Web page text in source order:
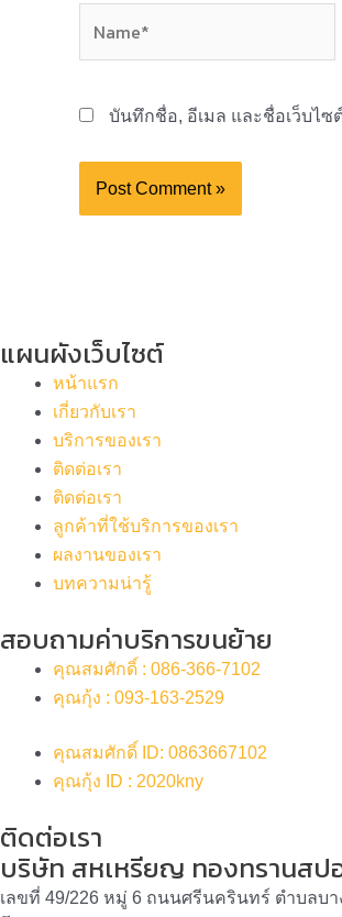
บันทึกชื่อ, อีเมล และชื่อเว็บไซ
แผนผังเว็บไซต์
หน้าแรก
เกี่ยวกับเรา
บริการของเรา
ติดต่อเรา
ติดต่อเรา
ลูกค้าที่ใช้บริการของเรา
ผลงานของเรา
บทความน่ารู้
สอบถามค่าบริการขนย้าย
คุณสมศักดิ์ : 086-366-7102
คุณกุ้ง : 093-163-2529
คุณสมศักดิ์ ID: 0863667102
คุณกุ้ง ID : 2020kny
ติดต่อเรา
บริษัท สหเหรียญ ทองทรานสป
เลขที่ 49/226 หมู่ 6 ถนนศรีนครินทร์ ตำบลบา